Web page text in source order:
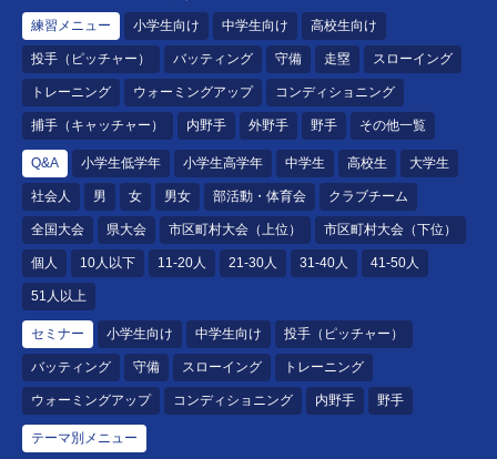
練習メニュー 小学生向け 中学生向け 高校生向け
投手（ピッチャー） バッティング 守備 走塁 スローイング
トレーニング ウォーミングアップ コンディショニング
捕手（キャッチャー） 内野手 外野手 野手 その他一覧
Q&A 小学生低学年 小学生高学年 中学生 高校生 大学生
社会人 男 女 男女 部活動・体育会 クラブチーム
全国大会 県大会 市区町村大会（上位） 市区町村大会（下位）
個人 10人以下 11-20人 21-30人 31-40人 41-50人
51人以上
セミナー 小学生向け 中学生向け 投手（ピッチャー）
バッティング 守備 スローイング トレーニング
ウォーミングアップ コンディショニング 内野手 野手
テーマ別メニュー